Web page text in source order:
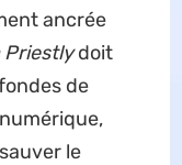
ancrée
Priestlydoit
de
le